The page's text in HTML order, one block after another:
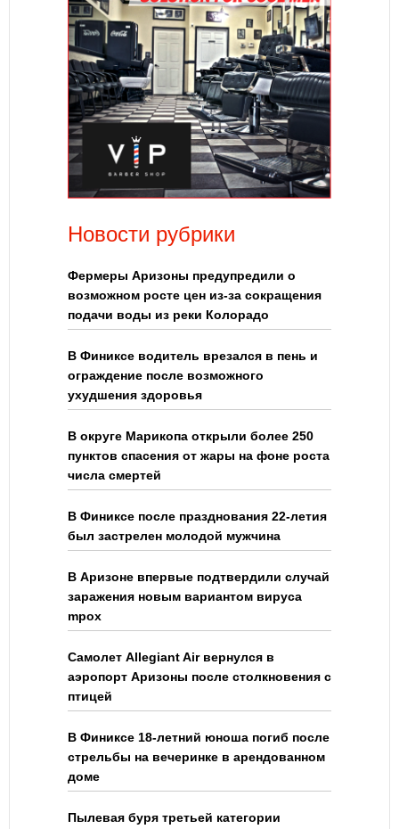
Новости рубрики
Фермеры Аризоны предупредили о
возможном росте цен из-за сокращения
подачи воды из реки Колорадо
В Финиксе водитель врезался в пень и
ограждение после возможного
ухудшения здоровья
В округе Марикопа открыли более 250
пунктов спасения от жары на фоне роста
числа смертей
В Финиксе после празднования 22-летия
был застрелен молодой мужчина
В Аризоне впервые подтвердили случай
заражения новым вариантом вируса
mpox
Самолет Allegiant Air вернулся в
аэропорт Аризоны после столкновения с
птицей
В Финиксе 18-летний юноша погиб после
стрельбы на вечеринке в арендованном
доме
Пылевая буря третьей категории